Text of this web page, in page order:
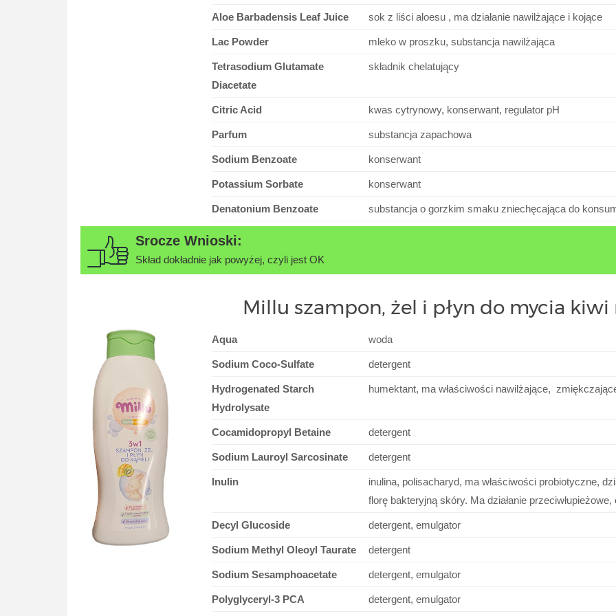
Aloe Barbadensis Leaf Juice sok z liści aloesu , ma działanie nawilżające i kojące
Lac Powder mleko w proszku, substancja nawilżająca
Tetrasodium Glutamate
Diacetate
składnik chelatujący
Citric Acid kwas cytrynowy, konserwant, regulator pH
Parfum substancja zapachowa
Sodium Benzoate konserwant
Potassium Sorbate konserwant
Denatonium Benzoate substancja o gorzkim smaku zniechęcająca do
Skład dokładnie jak powyżej, czyli jest OK
Millu szampon, żel i płyn do mycia
Aqua woda
Sodium Coco-Sulfate detergent
Hydrogenated Starch
Hydrolysate
humektant, ma właściwości nawilżające,
Cocamidopropyl Betaine detergent
Sodium Lauroyl Sarcosinate detergent
Inulin
inulina, polisacharyd, ma właściwości probiotyczne,
florę bakteryjną skóry. Ma działanie
Decyl Glucoside detergent, emulgator
Sodium Methyl Oleoyl Taurate detergent
Sodium Sesamphoacetate detergent, emulgator
Polyglyceryl-3 PCA detergent, emulgator